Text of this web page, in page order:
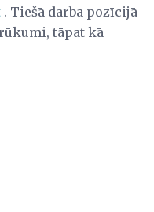
. Tiešā darba pozīcijā
tāpat kā